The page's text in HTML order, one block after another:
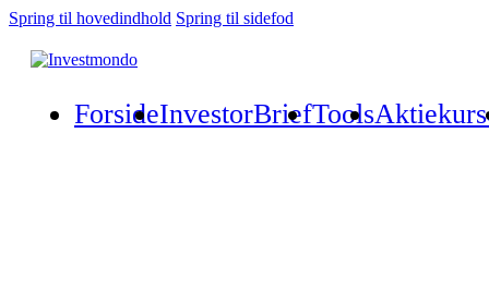
Spring til hovedindhold Spring til sidefod
ForsideInvestorBriefTools